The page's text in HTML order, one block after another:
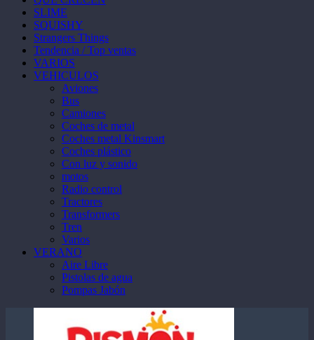
SLIME
SQUISHY
Strangers Things
Tendencia / Top ventas
VARIOS
VEHICULOS
Aviones
Bus
Camiones
Coches de metal
Coches metal Kinsmart
Coches plástico
Con luz y sonido
motos
Radio control
Tractores
Transformers
Tren
Varios
VERANO
Aire Libre
Pistolas de agua
Pompas Jabón